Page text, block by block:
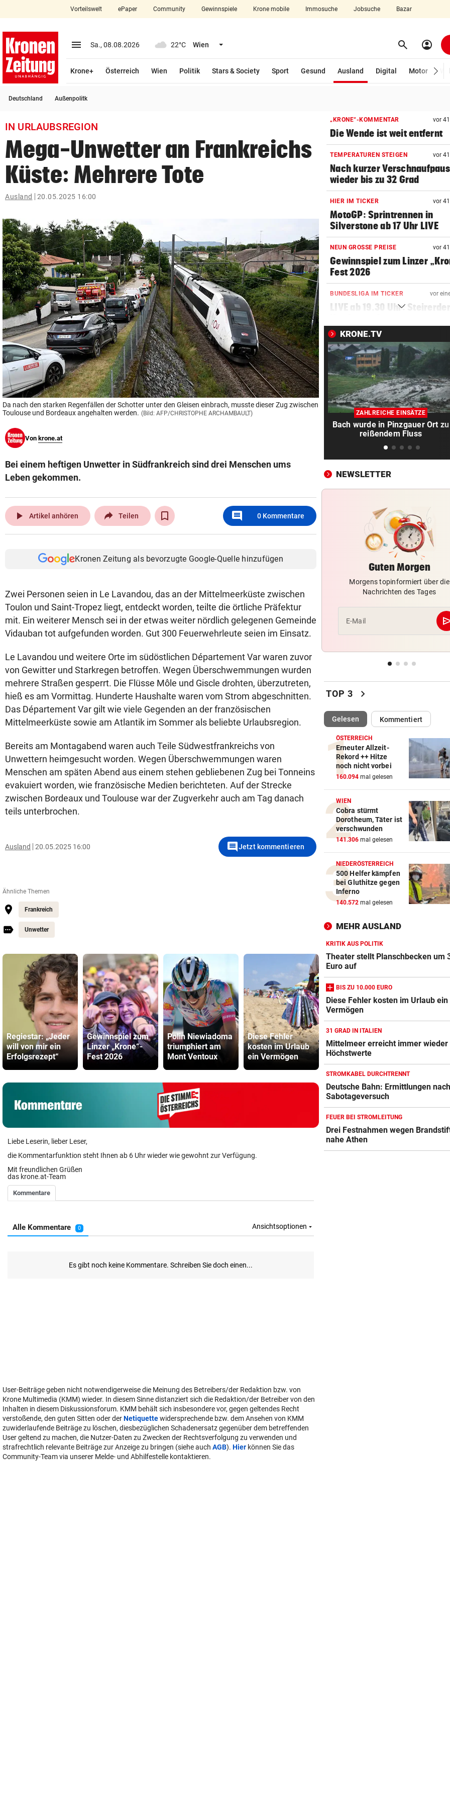
closeSchließen
account_circle Anmelden
arrow_right
bookmark
Suchbegriff
eingeben
© Krone Multimedia GmbH & Co KG 2026
Muthgasse 2, 1190 Wien
Vorteilswelt ePaper Community Gewinnspiele Krone mobile Immosuche Jobsuche Bazar
menu Menü aufklappen
Sa., 08.08.2026 22°C Wien Menü aufklappen search Suchen
account_circle
Krone+ Österreich Wien Politik Stars & Society Sport Gesund Ausland
Digital
Motor
Deutschland Außenpolitk
IN URLAUBSREGION
Mega-Unwetter an Frankreichs
Küste: Mehrere Tote
Ausland 20.05.2025 16:00
Da nach den starken Regenfällen der Schotter unter den Gleisen einbrach, musste dieser Zug zwischen
Toulouse und Bordeaux angehalten werden. (Bild: AFP/CHRISTOPHE ARCHAMBAULT)
Von krone.at
Bei einem heftigen Unwetter in Südfrankreich sind drei Menschen ums
Leben gekommen.
play_arrow Artikel anhören Teilen comment 0 Kommentare
Kronen Zeitung als bevorzugte Google-Quelle hinzufügen
Zwei Personen seien in Le Lavandou, das an der Mittelmeerküste zwischen
Toulon und Saint-Tropez liegt, entdeckt worden, teilte die örtliche Präfektur
mit. Ein weiterer Mensch sei in der etwas weiter nördlich gelegenen Gemeinde
Vidauban tot aufgefunden worden. Gut 300 Feuerwehrleute seien im Einsatz.
Le Lavandou und weitere Orte im südöstlichen Département Var waren zuvor
von Gewitter und Starkregen betroffen. Wegen Überschwemmungen wurden
mehrere Straßen gesperrt. Die Flüsse Môle und Giscle drohten, überzutreten,
hieß es am Vormittag. Hunderte Haushalte waren vom Strom abgeschnitten.
Das Département Var gilt wie viele Gegenden an der französischen
Mittelmeerküste sowie am Atlantik im Sommer als beliebte Urlaubsregion.
Bereits am Montagabend waren auch Teile Südwestfrankreichs von
Unwettern heimgesucht worden. Wegen Überschwemmungen waren
Menschen am späten Abend aus einem stehen gebliebenen Zug bei Tonneins
evakuiert worden, wie französische Medien berichteten. Auf der Strecke
zwischen Bordeaux und Toulouse war der Zugverkehr auch am Tag danach
teils unterbrochen.
Ausland 20.05.2025 16:00 commentJetzt kommentieren
Ähnliche Themen
Frankreich
Unwetter
Regiestar: „Jeder
will von mir ein
Erfolgsrezept“
Gewinnspiel zum
Linzer „Krone“-
Fest 2026
Polin Niewiadoma
triumphiert am
Mont Ventoux
Diese Fehler
kosten im Urlaub
ein Vermögen
Die Wende ist weit
entfernt
Mütter-
Liebe Leserin, lieber Leser,
die Kommentarfunktion steht Ihnen ab 6 Uhr wieder wie gewohnt zur Verfügung.
Mit freundlichen Grüßen
das krone.at-Team
User-Beiträge geben nicht notwendigerweise die Meinung des Betreibers/der Redaktion bzw. von
Krone Multimedia (KMM) wieder. In diesem Sinne distanziert sich die Redaktion/der Betreiber von den
Inhalten in diesem Diskussionsforum. KMM behält sich insbesondere vor, gegen geltendes Recht
verstoßende, den guten Sitten oder derNetiquettewidersprechende bzw. dem Ansehen von KMM
zuwiderlaufende Beiträge zu löschen, diesbezüglichen Schadenersatz gegenüber dem betreffenden
User geltend zu machen, die Nutzer-Daten zu Zwecken der Rechtsverfolgung zu verwenden und
strafrechtlich relevante Beiträge zur Anzeige zu bringen (siehe auch AGB). Hier können Sie das
Community-Team via unserer Melde- und Abhilfestelle kontaktieren.
„KRONE“-KOMMENTAR vor
Die Wende ist weit entfernt
TEMPERATUREN STEIGEN vor
Nach kurzer
wieder bis zu 32 Grad
HIER IM TICKER vor
MotoGP: Sprintrennen in
Silverstone ab 17 Uhr LIVE
NEUN GROSSE PREISE vor
Gewinnspiel zum Linzer
Fest 2026
BUNDESLIGA IM TICKER vor
LIVE ab 19.30 Uhr:
BUNDESLIGA IM TICKER
LIVE ab 17 Uhr: GAK gegen
Lustenau
SOMMERGEWINNSPIEL 2026 vor
Wir verlosen 22 x 1
Getränkekühler für heiße
VOLLEYBALL – FRAUEN
Österreich verliert EM-Test
Montenegro 0:3!
UNTER EINER BEDINGUNG
USA will Blockade von
2. LIGA – 2. RUNDE
3:0! Absteiger BW Linz
Wacker Innsbruck ab
NACH ELFER-RÜCKNAHME
Hinterseer über VAR: „Ist ein
absoluter Skandal!“
WEGEN CEUTA-KRISE vor
SONNTAG NOCH IM KASTEN
locken WAC-Goalie
BEI BARESI-ABSCHIED
Brasilien-Legende schockt
mit Mallet-Finger
KIND UND PARTNER TOT vor
Traktor-Unglück: Mutter
meldet sich zu Wort
STRATEGIE FEHLT vor
Schutz vor Drohnen?
hat keinen Plan
3:1 nach 0:1! Altach dreht
gegen WSG Tirol
KRITIK AUS POLITIK vor
Theater stellt
NACH WIEN AUF MYKONOS
Luxus am Meer! Sabalenka
gewährt private Einblicke
„IHR SEID DER HAMMER!“
Feuerwehr befreite Kalb aus
misslicher Lage
KRONE.TV
ZAHLREICHE EINSÄTZE
Bach wurde in Pinzgauer Ort zu
reißendem Fluss
NEWSLETTER
Guten Morgen
Morgens topinformiert über die
Nachrichten des Tages
E-Mail
TOP 3 chevron_right
Gelesen(ausgewählt)Kommentiert
ÖSTERREICH
Erneuter Allzeit-
Rekord ++ Hitze
noch nicht vorbei
160.094 mal gelesen
WIEN
Cobra stürmt
Dorotheum, Täter ist
verschwunden
141.306 mal gelesen
NIEDERÖSTERREICH
500 Helfer kämpfen
bei Gluthitze gegen
Inferno
140.572 mal gelesen
MEHR AUSLAND
KRITIK AUS POLITIK
Theater stellt Planschbecken um
Euro auf
BIS ZU 10.000 EURO
Diese Fehler kosten im Urlaub ein
Vermögen
31 GRAD IN ITALIEN
Mittelmeer erreicht immer wieder
Höchstwerte
STROMKABEL DURCHTRENNT
Deutsche Bahn: Ermittlungen
Sabotageversuch
FEUER BEI STROMLEITUNG
Drei Festnahmen wegen
nahe Athen